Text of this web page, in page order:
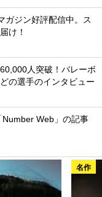
ガジン好評配信中。ス
け！
人突破！バレーボ
の選手のインタビュー
Number Web」の記事
名作